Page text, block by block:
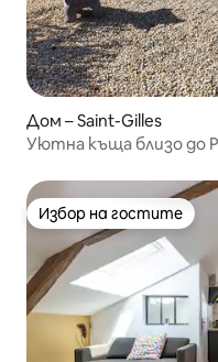
Дом – Saint-Gilles
Избор на гостите
Избор на гостите